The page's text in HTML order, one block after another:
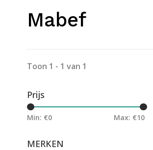
Mabef
Toon 1 - 1 van 1
Prijs
Min: €0 Max: €10
MERKEN